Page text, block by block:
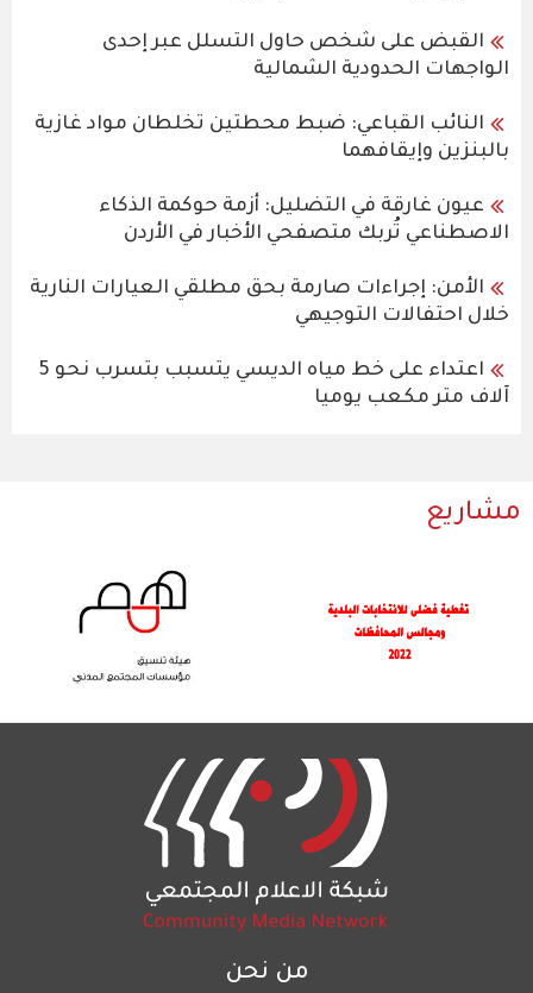
القبض على شخص حاول التسلل عبر إحدى
الواجهات الحدودية الشمالية
النائب القباعي: ضبط محطتين تخلطان مواد غازية
بالبنزين وإيقافهما
عيون غارقة في التضليل: أزمة حوكمة الذكاء
الاصطناعي تُربك متصفحي الأخبار في الأردن
الأمن: إجراءات صارمة بحق مطلقي العيارات النارية
خلال احتفالات التوجيهي
اعتداء على خط مياه الديسي يتسبب بتسرب نحو 5
آلاف متر مكعب يوميا
مشاريع
من نحن